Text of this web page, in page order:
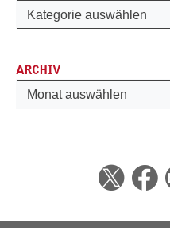
Kategorien
Kategorie auswählen
ARCHIV
Archiv
Monat auswählen